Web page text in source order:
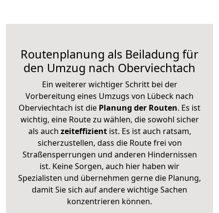
Routenplanung als Beiladung für
den Umzug nach Oberviechtach
Ein weiterer wichtiger Schritt bei der
Vorbereitung eines Umzugs von Lübeck nach
Oberviechtach ist die Planung der Routen. Es ist
wichtig, eine Route zu wählen, die sowohl sicher
als auch zeiteffizientist. Es ist auch ratsam,
sicherzustellen, dass die Route frei von
Straßensperrungen und anderen Hindernissen
ist. Keine Sorgen, auch hier haben wir
Spezialisten und übernehmen gerne die Planung,
damit Sie sich auf andere wichtige Sachen
konzentrieren können.